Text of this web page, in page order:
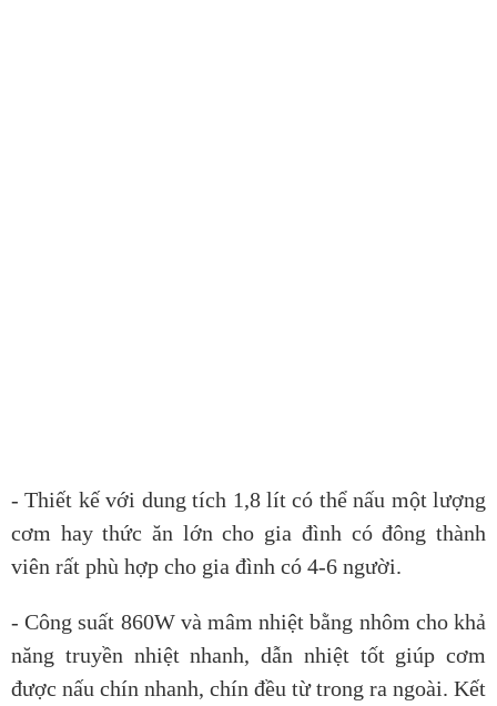
- Thiết kế với dung tích 1,8 lít có thể nấu một lượng
cơm hay thức ăn lớn cho gia đình có đông thành
viên rất phù hợp cho gia đình có 4-6 người.
- Công suất 860W và mâm nhiệt bằng nhôm cho khả
năng truyền nhiệt nhanh, dẫn nhiệt tốt giúp cơm
được nấu chín nhanh, chín đều từ trong ra ngoài. Kết